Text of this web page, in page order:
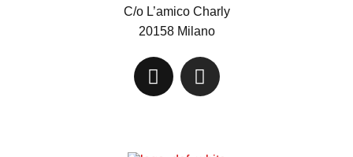
C/o L’amico Charly
20158 Milano